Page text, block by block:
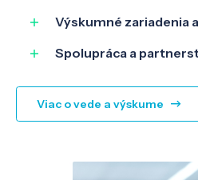
Výskumné zariadenia
Spolupráca a
Viac o vede a výskume